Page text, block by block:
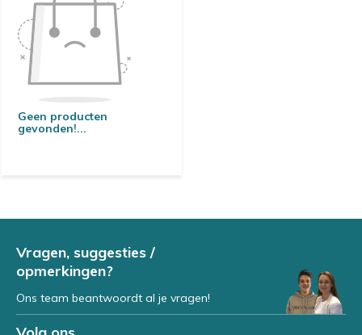
Geen producten
gevonden!...
Vragen, suggesties /
opmerkingen?
Ons team beantwoordt al je vragen!